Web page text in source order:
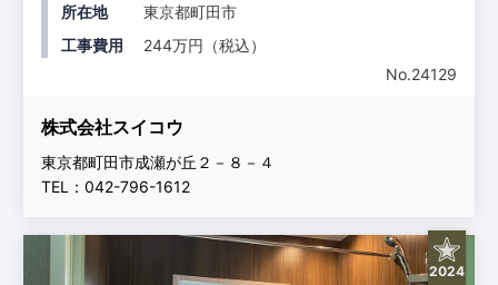
所在地
東京都町田市
工事費用
244万円（税込）
No.24129
株式会社スイコウ
東京都町田市成瀬が丘２－８－４
TEL：042-796-1612
2024